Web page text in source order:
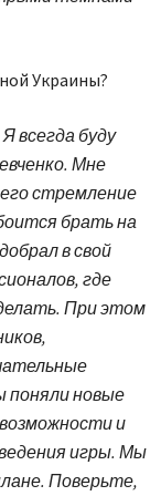
Украины?
всегда буду
Мне
стремление
брать на
в свой
где
При этом
новые
и
игры. Мы
Поверьте,